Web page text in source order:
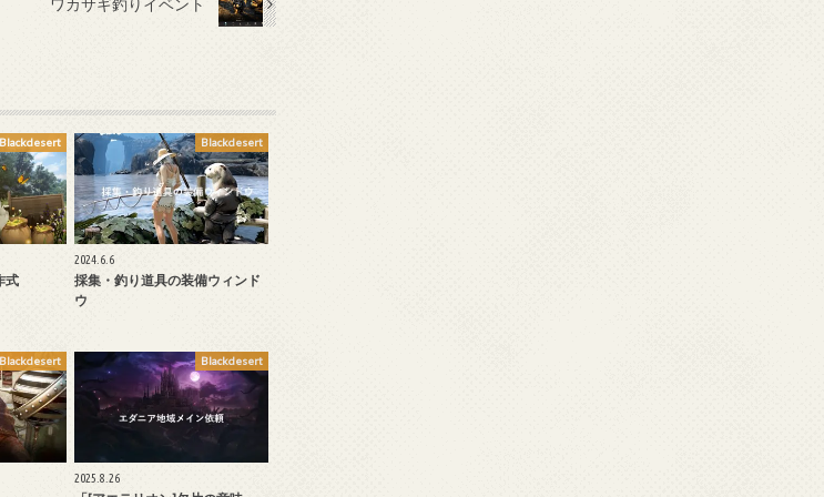
ワカサギ釣りイベント
Blackdesert
式
Blackdesert
2024.6.6
採集・釣り道具の装備ウィンド
ウ
Blackdesert Blackdesert
2025.8.26